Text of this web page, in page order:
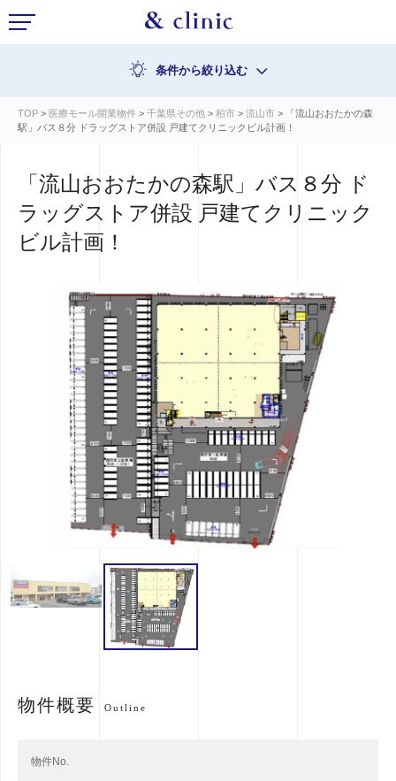
条件から絞り込む
TOP > 医療モール開業物件 > 千葉県その他 > 柏市 > 流山市 > 「流山おおたかの森
駅」バス８分 ドラッグストア併設 戸建てクリニックビル計画！
「流山おおたかの森駅」バス８分 ド
ラッグストア併設 戸建てクリニック
ビル計画！
物件概要 Outline
物件No.